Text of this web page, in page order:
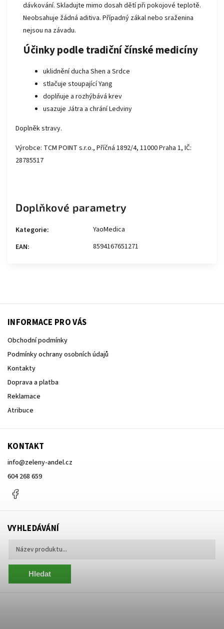
dávkování. Skladujte mimo dosah dětí při pokojové teplotě.
Neobsahuje žádná aditiva. Případný zákal nebo sraženina
nejsou na závadu.
Účinky podletradiční čínské medicíny
uklidnění ducha Shen a Srdce
stlačuje stoupající Yang
doplňuje a rozhýbává krev
usazuje Játra a chrání Ledviny
Doplněk stravy.
Výrobce: TCM POINT s.r.o., Příčná 1892/4, 11000 Praha 1, IČ:
28785517
Doplňkové parametry
Kategorie:
YaoMedica
EAN: 8594167651271
INFORMACE PRO VÁS
Obchodní podmínky
Podmínky ochrany osobních údajů
Kontakty
Doprava a platba
Reklamace
Atribuce
KONTAKT
info@zeleny-andel.cz
604 268 659
VYHLEDÁVÁNÍ
Hledat